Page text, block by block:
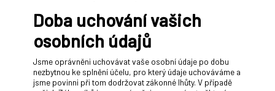
Doba uchování vašich
osobních údajů
Jsme oprávněni uchovávat vaše osobní údaje po dobu
nezbytnou ke splnění účelu, pro který údaje uchováváme a
jsme povinni při tom dodržovat zákonné lhůty. V případě